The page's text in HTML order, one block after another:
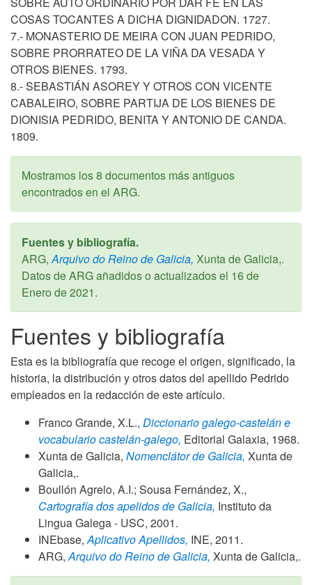
COSAS TOCANTES A DICHA DIGNIDADON. 1727.
7.- MONASTERIO DE MEIRA CON JUAN PEDRIDO,
SOBRE PRORRATEO DE LA VIÑA DA VESADA Y
OTROS BIENES. 1793.
8.- SEBASTIÁN ASOREY Y OTROS CON VICENTE
CABALEIRO, SOBRE PARTIJA DE LOS BIENES DE
DIONISIA PEDRIDO, BENITA Y ANTONIO DE CANDA.
1809.
Mostramos los 8 documentos más antiguos
encontrados en el ARG.
Fuentes y bibliografía.
ARG, Arquivo do Reino de Galicia, Xunta de Galicia,.
Datos de ARG añadidos o actualizados el 16 de
Enero de 2021.
Fuentes y bibliografía
Esta es la bibliografía que recoge el origen, significado, la
historia, la distribución y otros datos del apellido Pedrido
empleados en la redacción de este artículo.
Franco Grande, X.L., Diccionario galego-castelán e
vocabulario castelán-galego, Editorial Galaxia, 1968.
Xunta de Galicia, Nomenclátor de Galicia, Xunta de
Galicia,.
Boullón Agrelo, A.I.; Sousa Fernández, X.,
Cartografía dos apelidos de Galicia, Instituto da
Lingua Galega - USC, 2001.
INEbase, Aplicativo Apellidos, INE, 2011.
ARG, Arquivo do Reino de Galicia, Xunta de Galicia,.